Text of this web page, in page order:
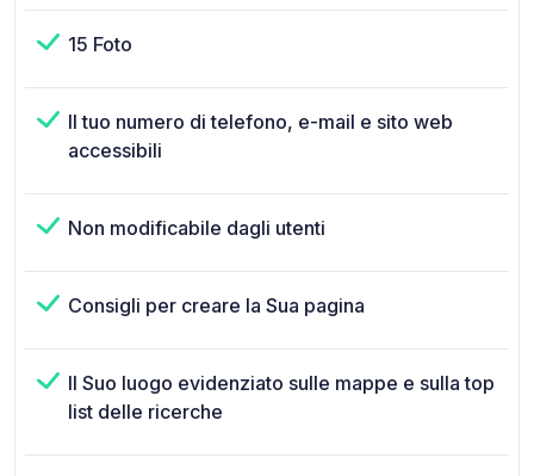
15 Foto
Il tuo numero di telefono, e-mail e sito web
accessibili
Non modificabile dagli utenti
Consigli per creare la Sua pagina
Il Suo luogo evidenziato sulle mappe e sulla top
list delle ricerche